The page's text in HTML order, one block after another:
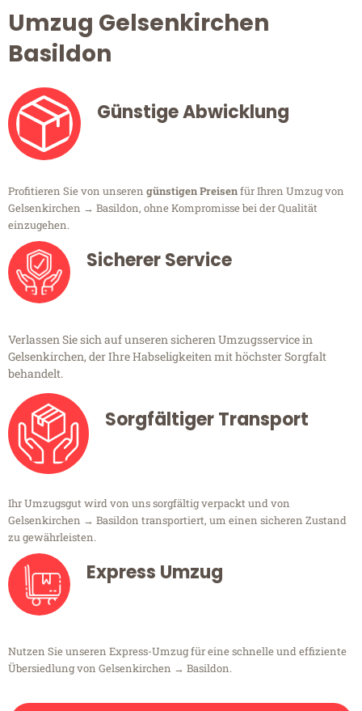
Umzug Gelsenkirchen
Basildon
Günstige Abwicklung
Profitieren Sie von unseren günstigen Preisenfür Ihren Umzug von
Gelsenkirchen → Basildon, ohne Kompromisse bei der Qualität
einzugehen.
Sicherer Service
Verlassen Sie sich auf unseren sicheren Umzugsservice in
Gelsenkirchen, der Ihre Habseligkeiten mit höchster Sorgfalt
behandelt.
Sorgfältiger Transport
Ihr Umzugsgut wird von uns sorgfältig verpackt und von
Gelsenkirchen → Basildon transportiert, um einen sicheren Zustand
zu gewährleisten.
Express Umzug
Nutzen Sie unseren Express-Umzug für eine schnelle und effiziente
Übersiedlung von Gelsenkirchen → Basildon.